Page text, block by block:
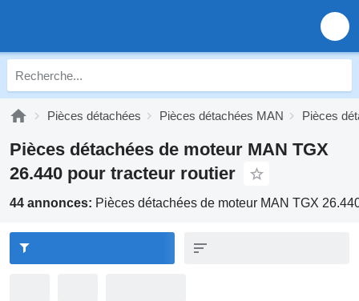
Pièces détachées Pièces détachées MAN Pièces
Pièces détachées de moteur MAN TGX
26.440 pour tracteur routier
44 annonces: Pièces détachées de moteur MAN TGX